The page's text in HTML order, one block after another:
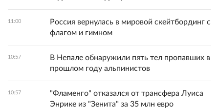
11:00
Россия вернулась в мировой скейтбординг с
флагом и гимном
10:57
В Непале обнаружили пять тел пропавших в
прошлом году альпинистов
10:57
"Фламенго" отказался от трансфера Луиса
Энрике из "Зенита" за 35 млн евро